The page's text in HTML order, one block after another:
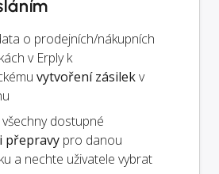
o prodejních/nákupních
v Erply k
vytvoření zásilekv
dostupné
přepravy pro danou
a nechte uživatele vybrat